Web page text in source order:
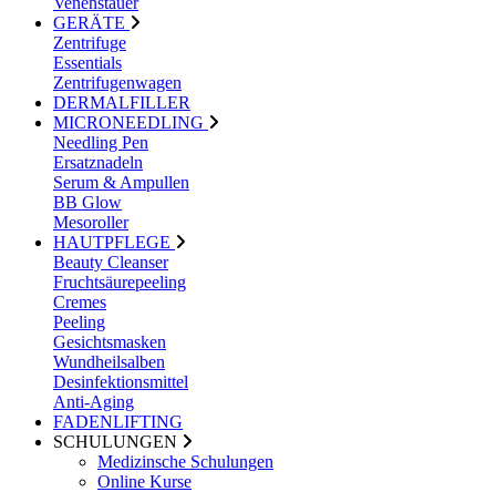
GERÄTE
Zentrifuge
Essentials
Zentrifugenwagen
DERMALFILLER
MICRONEEDLING
Needling Pen
Ersatznadeln
Serum & Ampullen
BB Glow
Mesoroller
HAUTPFLEGE
Beauty Cleanser
Fruchtsäurepeeling
Cremes
Peeling
Gesichtsmasken
Wundheilsalben
Desinfektionsmittel
Anti-Aging
FADENLIFTING
SCHULUNGEN
Medizinsche Schulungen
Online Kurse